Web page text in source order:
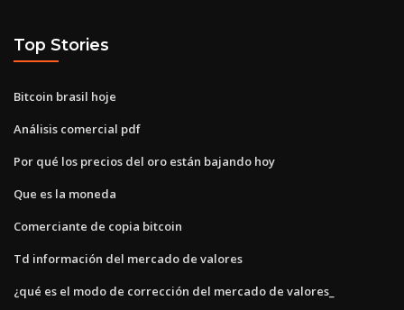
Top Stories
Bitcoin brasil hoje
Análisis comercial pdf
Por qué los precios del oro están bajando hoy
Que es la moneda
Comerciante de copia bitcoin
Td información del mercado de valores
¿qué es el modo de corrección del mercado de valores_